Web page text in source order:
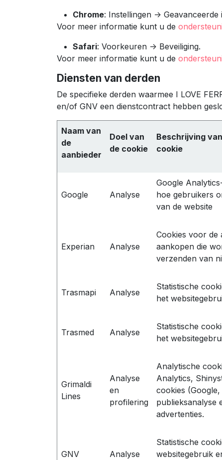
Chrome: Instellingen ->
Voor meer informatie kunt u de
Safari: Voorkeuren -> Beveiliging.
Voor meer informatie kunt u de
Diensten van derden
De specifieke derden waarmee I LOVE
en/of GNV een dienstcontract hebben
Naam van
de
aanbieder
Doel van
de cookie
Beschrijving
cookie
Google Analyse
Google
hoe gebruikers
van de website
Experian Analyse
Cookies voor de
aankopen die
verzenden van
Trasmapi Analyse
Statistische
het
Trasmed Analyse
Statistische
het
Grimaldi
Lines
Analyse
en
profilering
Analytische
Analytics,
cookies
publieksanalyse
advertenties.
GNV Analyse
Statistische
websitegebruik